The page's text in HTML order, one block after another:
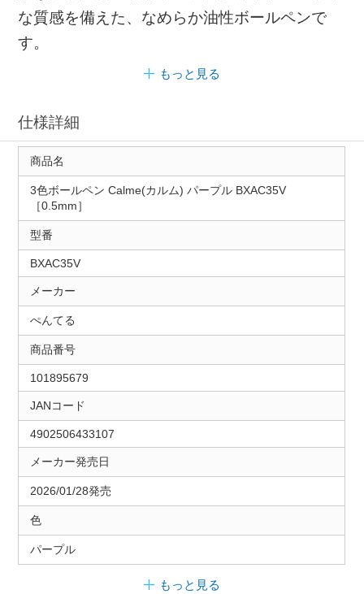
な質感を備えた、なめらか油性ボールペンで
す。
もっと見る
仕様詳細
商品名
3色ボールペン Calme(カルム) パープル BXAC35V
［0.5mm］
型番
BXAC35V
メーカー
ぺんてる
商品番号
101895679
JANコード
4902506433107
メーカー発売日
2026/01/28発売
色
パープル
もっと見る